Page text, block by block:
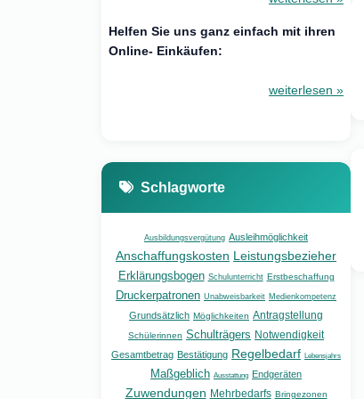
Helfen Sie uns ganz einfach mit ihren
Online- Einkäufen:
weiterlesen »
Schlagworte
Ausbildungsvergütung Ausleihmöglichkeit
Anschaffungskosten Leistungsbezieher
Erklärungsbogen Schulunterricht Erstbeschaffung
Druckerpatronen Unabweisbarkeit Medienkompetenz
Grundsätzlich Möglichkeiten Antragstellung
Schülerinnen Schulträgers Notwendigkeit
Gesamtbetrag Bestätigung Regelbedarf Lebensjahrs
Maßgeblich Ausstattung Endgeräten
Zuwendungen Mehrbedarfs Bringezonen